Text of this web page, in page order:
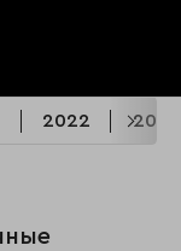
2022 2021